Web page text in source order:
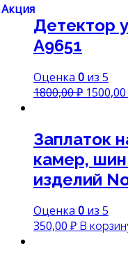
Акция
Детектор
A9651
Оценка 0 из 5
1800,00₽
1800,00
1500,00
Заплаток
камер,
изделий
Оценка 0 из 5
350,00 ₽ В